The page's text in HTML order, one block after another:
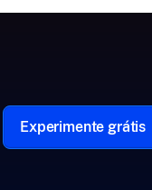
Experimente grátis